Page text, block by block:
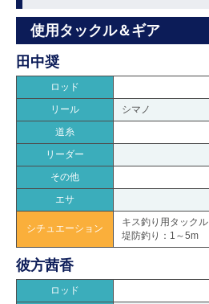
使用タックル＆ギア
田中奨
ロッド
リール
シマノ
道糸
リーダー
その他
エサ
シチュエーション
キス釣り用タックル
堤防釣り：1～5m
彼方茜香
ロッド